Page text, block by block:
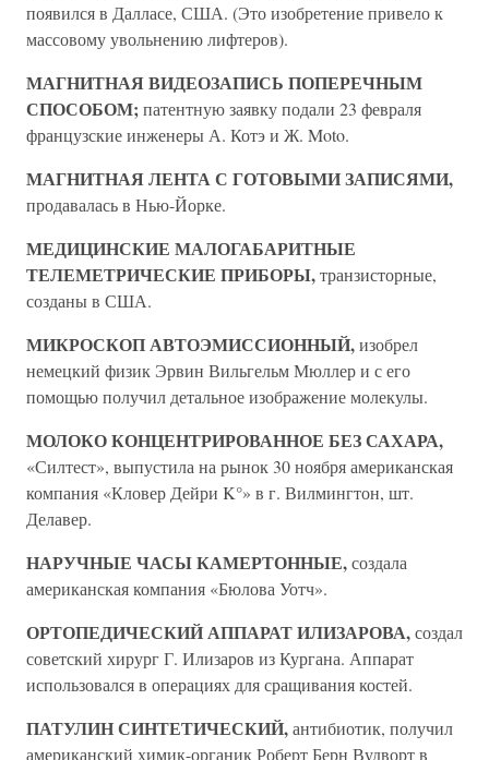
появился в Далласе, США. (Это изобретение привело к
массовому увольнению лифтеров).
МАГНИТНАЯ ВИДЕОЗАПИСЬ ПОПЕРЕЧНЫМ
СПОСОБОМ;патентную заявку подали 23 февраля
французские инженеры А. Котэ и Ж. Moto.
МАГНИТНАЯ ЛЕНТА С ГОТОВЫМИ ЗАПИСЯМИ,
продавалась в Нью-Йорке.
МЕДИЦИНСКИЕ МАЛОГАБАРИТНЫЕ
ТЕЛЕМЕТРИЧЕСКИЕ ПРИБОРЫ,транзисторные,
созданы в США.
МИКРОСКОП АВТОЭМИССИОННЫЙ,изобрел
немецкий физик Эрвин Вильгельм Мюллер и с его
помощью получил детальное изображение молекулы.
МОЛОКО КОНЦЕНТРИРОВАННОЕ БЕЗ САХАРА,
«Силтест», выпустила на рынок 30 ноября американская
компания «Кловер Дейри K°» в г. Вилмингтон, шт.
Делавер.
НАРУЧНЫЕ ЧАСЫ КАМЕРТОННЫЕ,создала
американская компания «Бюлова Уотч».
ОРТОПЕДИЧЕСКИЙ АППАРАТ ИЛИЗАРОВА,создал
советский хирург Г. Илизаров из Кургана. Аппарат
использовался в операциях для сращивания костей.
ПАТУЛИН СИНТЕТИЧЕСКИЙ,антибиотик, получил
американский химик-органик Роберт Берн Вудворт в